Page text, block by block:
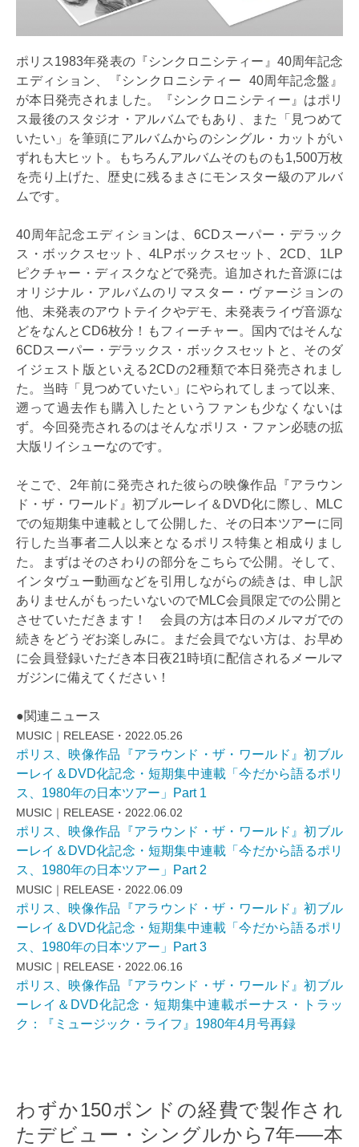
ポリス1983年発表の『シンクロニシティー』40周年記念
エディション、『シンクロニシティー 40周年記念盤』
が本日発売されました。『シンクロニシティー』はポリ
ス最後のスタジオ・アルバムでもあり、また「見つめて
いたい」を筆頭にアルバムからのシングル・カットがい
ずれも大ヒット。もちろんアルバムそのものも1,500万枚
を売り上げた、歴史に残るまさにモンスター級のアルバ
ムです。
40周年記念エディションは、6CDスーパー・デラック
ス・ボックスセット、4LPボックスセット、2CD、1LP
ピクチャー・ディスクなどで発売。追加された音源には
オリジナル・アルバムのリマスター・ヴァージョンの
他、未発表のアウトテイクやデモ、未発表ライヴ音源な
どをなんとCD6枚分！もフィーチャー。国内ではそんな
6CDスーパー・デラックス・ボックスセットと、そのダ
イジェスト版といえる2CDの2種類で本日発売されまし
た。当時「見つめていたい」にやられてしまって以来、
遡って過去作も購入したというファンも少なくないは
ず。今回発売されるのはそんなポリス・ファン必聴の拡
大版リイシューなのです。
そこで、2年前に発売された彼らの映像作品『アラウン
ド・ザ・ワールド』初ブルーレイ＆DVD化に際し、MLC
での短期集中連載として公開した、その日本ツアーに同
行した当事者二人以来となるポリス特集と相成りまし
た。まずはそのさわりの部分をこちらで公開。そして、
インタヴュー動画などを引用しながらの続きは、申し訳
ありませんがもったいないのでMLC会員限定での公開と
させていただきます！ 会員の方は本日のメルマガでの
続きをどうぞお楽しみに。まだ会員でない方は、お早め
に会員登録いただき本日夜21時頃に配信されるメールマ
ガジンに備えてください！
●関連ニュース
MUSIC｜RELEASE・2022.05.26
ポリス、映像作品『アラウンド・ザ・ワールド』初ブル
ーレイ＆DVD化記念・短期集中連載「今だから語るポリ
ス、1980年の日本ツアー」Part 1
MUSIC｜RELEASE・2022.06.02
ポリス、映像作品『アラウンド・ザ・ワールド』初ブル
ーレイ＆DVD化記念・短期集中連載「今だから語るポリ
ス、1980年の日本ツアー」Part 2
MUSIC｜RELEASE・2022.06.09
ポリス、映像作品『アラウンド・ザ・ワールド』初ブル
ーレイ＆DVD化記念・短期集中連載「今だから語るポリ
ス、1980年の日本ツアー」Part 3
MUSIC｜RELEASE・2022.06.16
ポリス、映像作品『アラウンド・ザ・ワールド』初ブル
ーレイ＆DVD化記念・短期集中連載ボーナス・トラッ
ク：『ミュージック・ライフ』1980年4月号再録
わずか150ポンドの経費で製作され
たデビュー・シングルから7年──本